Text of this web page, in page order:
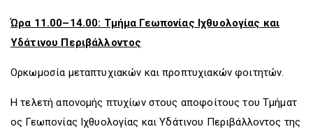
Ώρα 11.00–14.00: Τμήμα Γεωπονίας Ιχθυολογίας και
Υδάτινου Περιβάλλοντος
Ορκωμοσία μεταπτυχιακών και προπτυχιακών φοιτητών.
Η τελετή απονομής πτυχίων στους αποφοίτους του Τμήματ
ος Γεωπονίας Ιχθυολογίας και Υδάτινου Περιβάλλοντος της